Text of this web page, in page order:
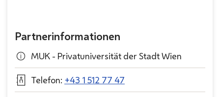
Partnerinformationen
MUK - Privatuniversität der Stadt Wien
Telefon: +43 1 512 77 47